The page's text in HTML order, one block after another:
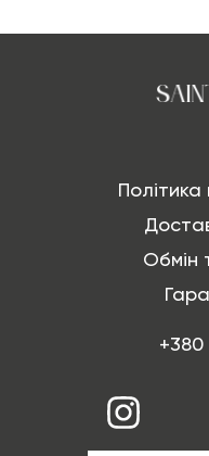
Політика
Обмін
+380